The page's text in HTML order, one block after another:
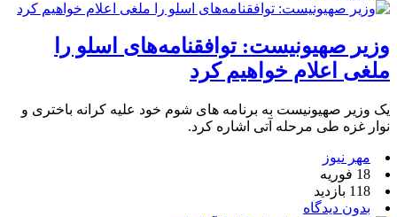
وزیر صهیونیست: توافقنامه‌های اسلو را
ملغی اعلام خواهیم کرد
یک وزیر صهیونیست به برنامه های شوم خود علیه کرانه باختری و
نوار غزه طی مرحله آتی اشاره کرد.
مهر نیوز
18 فوریه
118 بازدید
بدون دیدگاه